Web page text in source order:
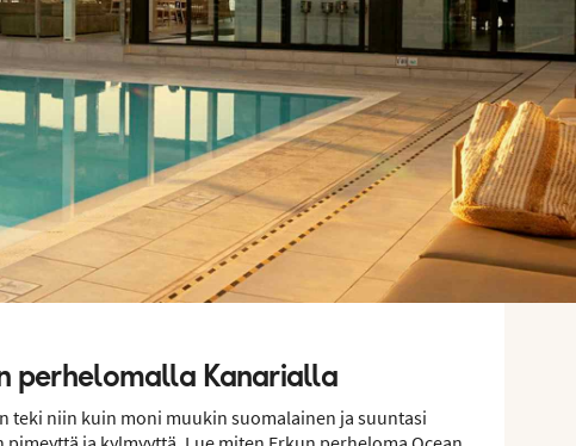
perhelomalla Kanarialla
teki niin kuin moni muukin suomalainen ja suuntasi